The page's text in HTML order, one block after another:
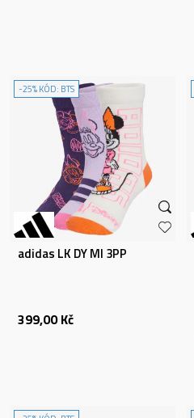
-25% KÓD: BTS
adidas LK DY MI 3PP
399,00 Kč